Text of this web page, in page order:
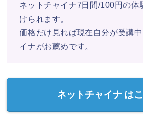
ネットチャイナ7日間/100円の体
けられます。
価格だけ見れば現在自分が受講
イナがお薦めです。
ネットチャイナ は